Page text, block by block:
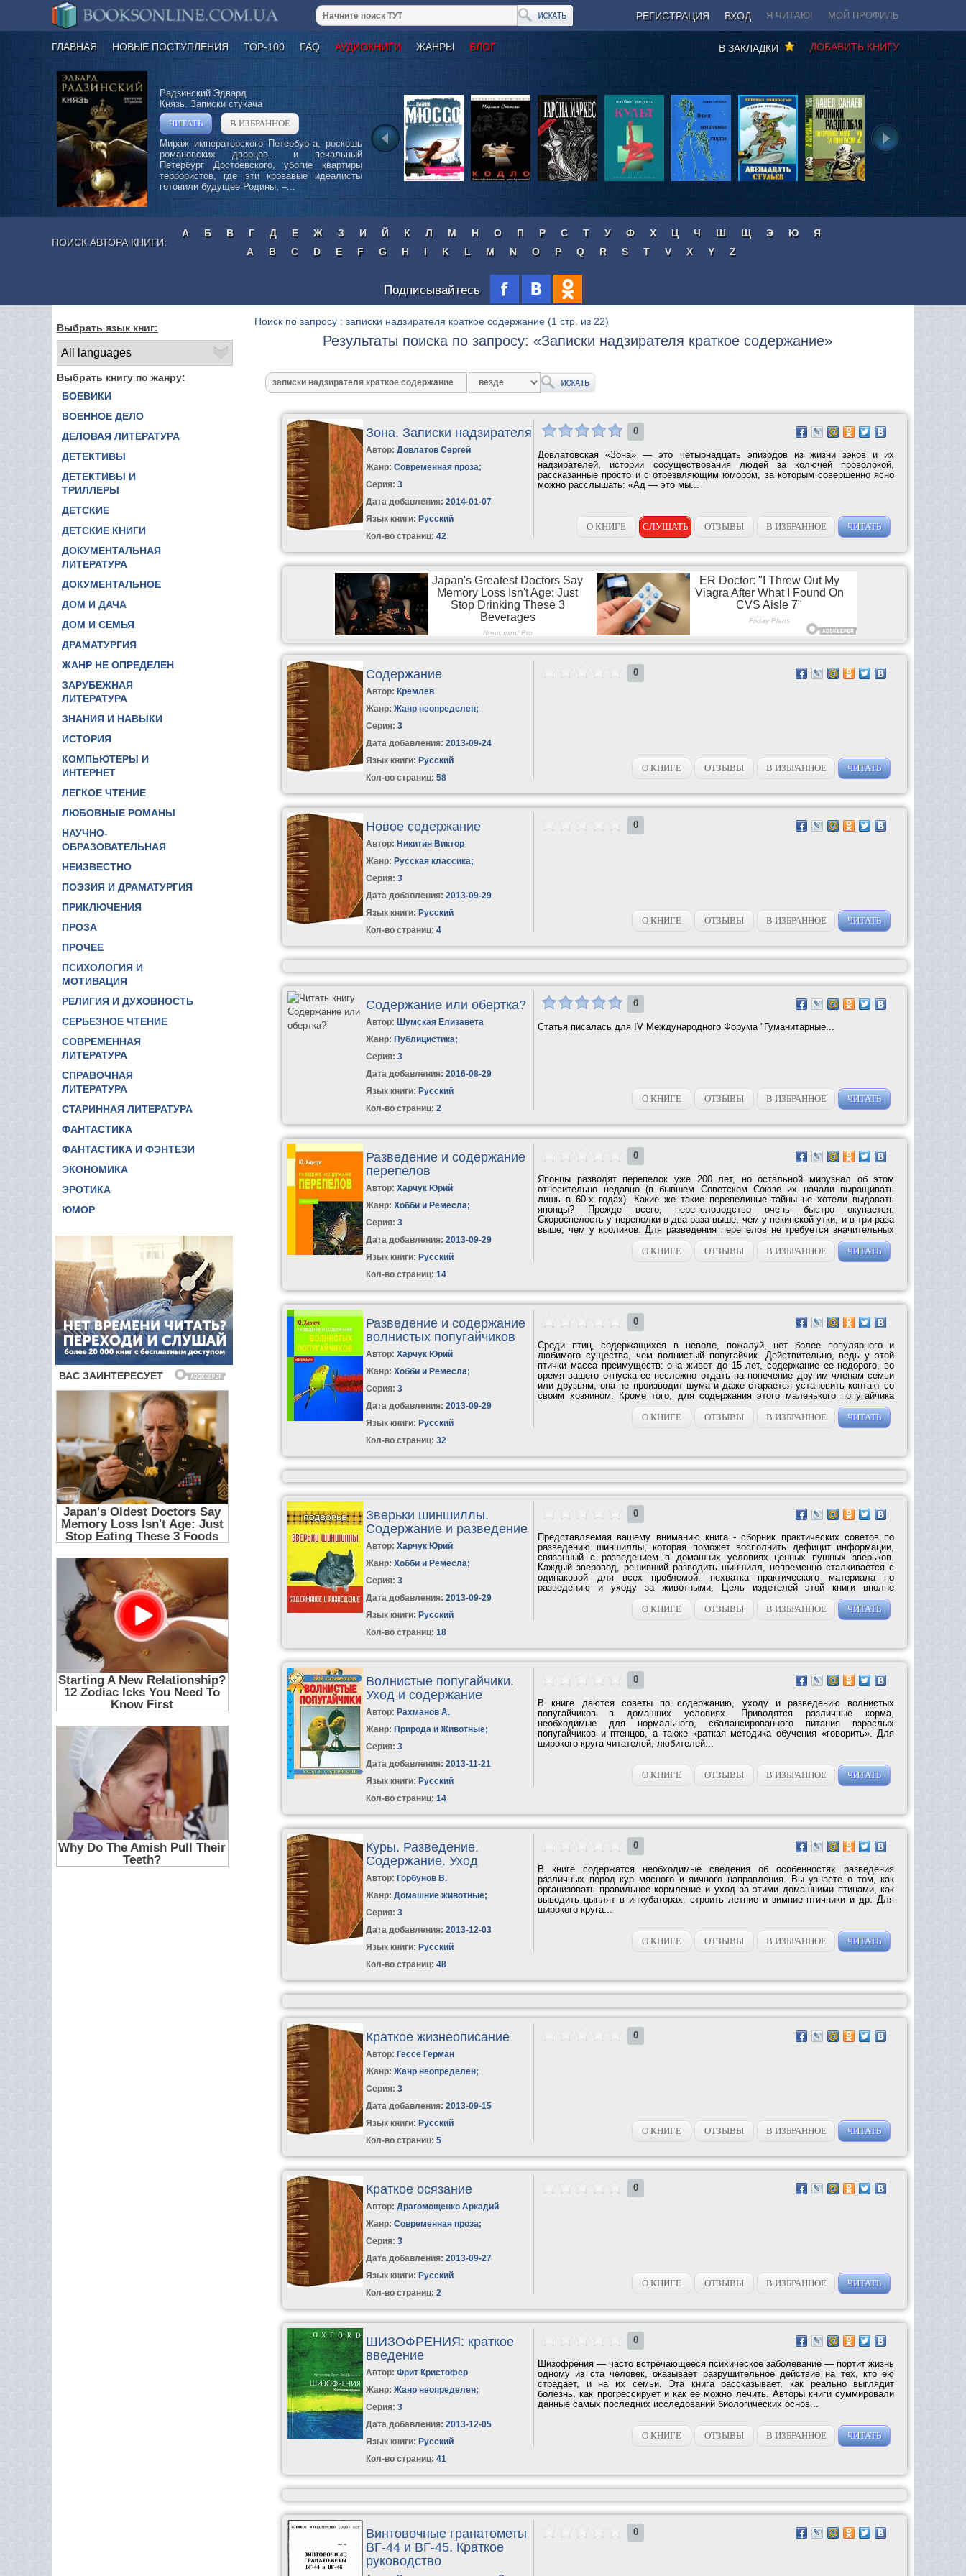
РЕГИСТРАЦИЯ ВХОД Я ЧИТАЮ! МОЙ ПРОФИЛЬ
ГЛАВНАЯ НОВЫЕ ПОСТУПЛЕНИЯ ТОР-100 FAQ АУДИОКНИГИ ЖАНРЫ БЛОГ ДОБАВИТЬ КНИГУ
В ЗАКЛАДКИ
Радзинский Эдвард
Князь. Записки стукача
ЧИТАТЬ
В ИЗБРАННОЕ
Мираж императорского Петербурга, роскошь
романовских дворцов… и печальный
Петербург Достоевского, убогие квартиры
террористов, где эти кровавые идеалисты
готовили будущее Родины, –...
ПОИСК АВТОРА КНИГИ:
А Б В Г Д Е Ж З И Й К Л М Н О П Р С Т У Ф Х Ц Ч Ш Щ Э Ю
Я
A
B C D E F G H I K L M N O P Q R S T V X Y Z
Подписывайтесь
Выбрать язык книг:
Выбрать книгу по жанру:
БОЕВИКИ
ВОЕННОЕ ДЕЛО
ДЕЛОВАЯ ЛИТЕРАТУРА
ДЕТЕКТИВЫ
ДЕТЕКТИВЫ И
ТРИЛЛЕРЫ
ДЕТСКИЕ
ДЕТСКИЕ КНИГИ
ДОКУМЕНТАЛЬНАЯ
ЛИТЕРАТУРА
ДОКУМЕНТАЛЬНОЕ
ДОМ И ДАЧА
ДОМ И СЕМЬЯ
ДРАМАТУРГИЯ
ЖАНР НЕ ОПРЕДЕЛЕН
ЗАРУБЕЖНАЯ
ЛИТЕРАТУРА
ЗНАНИЯ И НАВЫКИ
ИСТОРИЯ
КОМПЬЮТЕРЫ И
ИНТЕРНЕТ
ЛЕГКОЕ ЧТЕНИЕ
ЛЮБОВНЫЕ РОМАНЫ
НАУЧНО-
ОБРАЗОВАТЕЛЬНАЯ
НЕИЗВЕСТНО
ПОЭЗИЯ И ДРАМАТУРГИЯ
ПРИКЛЮЧЕНИЯ
ПРОЗА
ПРОЧЕЕ
ПСИХОЛОГИЯ И
МОТИВАЦИЯ
РЕЛИГИЯ И ДУХОВНОСТЬ
СЕРЬЕЗНОЕ ЧТЕНИЕ
СОВРЕМЕННАЯ
ЛИТЕРАТУРА
СПРАВОЧНАЯ
ЛИТЕРАТУРА
СТАРИННАЯ ЛИТЕРАТУРА
ФАНТАСТИКА
ФАНТАСТИКА И ФЭНТЕЗИ
ЭКОНОМИКА
ЭРОТИКА
ЮМОР
Поиск по запросу : записки надзирателя краткое содержание (1 стр. из 22)
Результаты поиска по запросу: «Записки надзирателя краткое содержание»
Зона. Записки надзирателя
Автор:Довлатов Сергей
Жанр: Современная проза;
Серия:3
Дата добавления: 2014-01-07
Язык книги: Русский
Кол-во страниц: 42
0
Довлатовская «Зона» — это четырнадцать эпизодов из жизни зэков и их
надзирателей, истории сосуществования людей за колючей проволокой,
рассказанные просто и с отрезвляющим юмором, за которым совершенно ясно
можно расслышать: «Ад — это мы...
О КНИГЕ СЛУШАТЬ ОТЗЫВЫ В ИЗБРАННОЕ ЧИТАТЬ
Содержание
Автор: Кремлев
Жанр: Жанр неопределен;
Серия:3
Дата добавления: 2013-09-24
Язык книги: Русский
Кол-во страниц: 58
0
О КНИГЕ ОТЗЫВЫ В ИЗБРАННОЕ ЧИТАТЬ
Новое содержание
Автор: Никитин Виктор
Жанр: Русская классика;
Серия:3
Дата добавления: 2013-09-29
Язык книги: Русский
Кол-во страниц: 4
0
О КНИГЕ ОТЗЫВЫ В ИЗБРАННОЕ ЧИТАТЬ
Содержание или обертка?
Автор: Шумская Елизавета
Жанр: Публицистика;
Серия:3
Дата добавления: 2016-08-29
Язык книги: Русский
Кол-во страниц: 2
0
Статья писалась для IV Международного Форума "Гуманитарные...
О КНИГЕ ОТЗЫВЫ В ИЗБРАННОЕ ЧИТАТЬ
Разведение и содержание
перепелов
Автор:Харчук Юрий
Жанр: Хобби и Ремесла;
Серия:3
Дата добавления: 2013-09-29
Язык книги: Русский
Кол-во страниц: 14
0
Японцы разводят перепелок уже 200 лет, но остальной мирузнал об этом
относительно недавно (в бывшем Советском Союзе их начали выращивать
лишь в 60-х годах). Какие же такие перепелиные тайны не хотели выдавать
японцы? Прежде всего, перепеловодство очень быстро окупается.
Скороспелость у перепелки в два раза выше, чем у пекинской утки, и в три раза
выше, чем у кроликов. Для разведения перепелов не требуется значительных
О КНИГЕ
ОТЗЫВЫ В ИЗБРАННОЕ ЧИТАТЬ
Разведение и содержание
волнистых попугайчиков
Автор:Харчук Юрий
Жанр: Хобби и Ремесла;
Серия:3
Дата добавления: 2013-09-29
Язык книги: Русский
Кол-во страниц: 32
0
Среди птиц, содержащихся в неволе, пожалуй, нет более популярного и
любимого существа, чем волнистый попугайчик. Действительно, ведь у этой
птички масса преимуществ: она живет до 15 лет, содержание ее недорого, во
время вашего отпуска ее несложно отдать на попечение другим членам семьи
или друзьям, она не производит шума и даже старается установить контакт со
своим хозяином. Кроме того, для содержания этого маленького попугайчика
О КНИГЕ
ОТЗЫВЫ В ИЗБРАННОЕ ЧИТАТЬ
Зверьки шиншиллы.
Содержание и разведение
Автор:Харчук Юрий
Жанр: Хобби и Ремесла;
Серия:3
Дата добавления: 2013-09-29
Язык книги: Русский
Кол-во страниц: 18
0
Представляемая вашему вниманию книга - сборник практических советов по
разведению шиншиллы, которая поможет восполнить дефицит информации,
связанный с разведением в домашних условиях ценных пушных зверьков.
Каждый зверовод, решивший разводить шиншилл, непременно сталкивается с
одинаковой для всех проблемой: нехватка практического материала по
разведению и уходу за животными. Цель издетелей этой книги вполне
О КНИГЕ
ОТЗЫВЫ В ИЗБРАННОЕ ЧИТАТЬ
Волнистые попугайчики.
Уход и содержание
Автор: Рахманов А.
Жанр: Природа и Животные;
Серия:3
Дата добавления: 2013-11-21
Язык книги: Русский
Кол-во страниц: 14
0
В книге даются советы по содержанию, уходу и разведению волнистых
попугайчиков в домашних условиях. Приводятся различные корма,
необходимые для нормального, сбалансированного питания взрослых
попугайчиков и птенцов, а также краткая методика обучения «говорить». Для
широкого круга читателей, любителей...
О КНИГЕ ОТЗЫВЫ В ИЗБРАННОЕ ЧИТАТЬ
Куры. Разведение.
Содержание. Уход
Автор: Горбунов В.
Жанр: Домашние животные;
Серия:3
Дата добавления: 2013-12-03
Язык книги: Русский
Кол-во страниц: 48
0
В книге содержатся необходимые сведения об особенностях разведения
различных пород кур мясного и яичного направления. Вы узнаете о том, как
организовать правильное кормление и уход за этими домашними птицами, как
выводить цыплят в инкубаторах, строить летние и зимние птичники и др. Для
широкого круга...
О КНИГЕ ОТЗЫВЫ В ИЗБРАННОЕ ЧИТАТЬ
Краткое жизнеописание
Автор: Гессе Герман
Жанр: Жанр неопределен;
Серия:3
Дата добавления: 2013-09-15
Язык книги: Русский
Кол-во страниц: 5
0
О КНИГЕ ОТЗЫВЫ В ИЗБРАННОЕ ЧИТАТЬ
Краткое осязание
Автор:Драгомощенко Аркадий
Жанр: Современная проза;
Серия:3
Дата добавления: 2013-09-27
Язык книги: Русский
Кол-во страниц: 2
0
О КНИГЕ ОТЗЫВЫ В ИЗБРАННОЕ ЧИТАТЬ
ШИЗОФРЕНИЯ: краткое
введение
Автор:Фрит Кристофер
Жанр: Жанр неопределен;
Серия:3
Дата добавления: 2013-12-05
Язык книги: Русский
Кол-во страниц: 41
0
Шизофрения — часто встречающееся психическое заболевание — портит жизнь
одному из ста человек, оказывает разрушительное действие на тех, кто ею
страдает, и на их семьи. Эта книга рассказывает, как реально выглядит
болезнь, как прогрессирует и как ее можно лечить. Авторы книги суммировали
данные самых последних исследований биологических основ...
О КНИГЕ ОТЗЫВЫ В ИЗБРАННОЕ ЧИТАТЬ
Винтовочные гранатометы
ВГ-44 и ВГ-45. Краткое
руководство
0